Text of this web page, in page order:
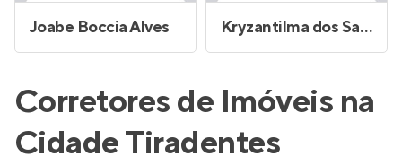
Joabe Boccia Alves Kryzantilma dos Santos Lima
Corretores de Imóveis na
Cidade Tiradentes